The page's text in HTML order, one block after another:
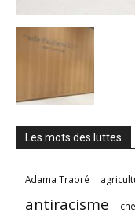
Les mots des luttes
Adama Traoré
antiracisme